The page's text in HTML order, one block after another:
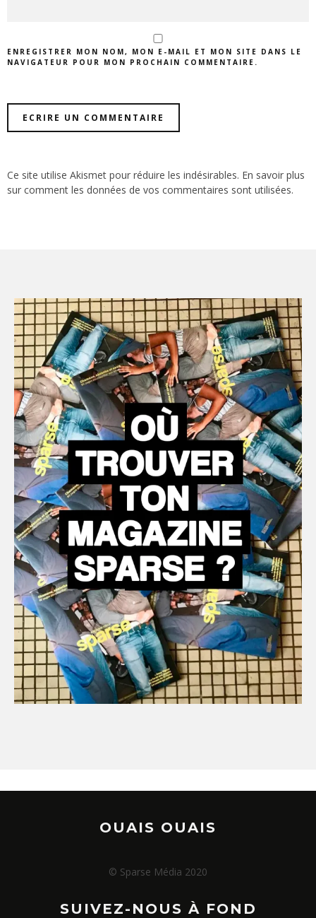
ENREGISTRER MON NOM, MON E-MAIL ET MON SITE DANS LE
NAVIGATEUR POUR MON PROCHAIN COMMENTAIRE.
Ce site utilise Akismet pour réduire les indésirables. En savoir plus
sur comment les données de vos commentaires sont utilisées.
OUAIS OUAIS
© Sparse Média 2020
SUIVEZ-NOUS À FOND